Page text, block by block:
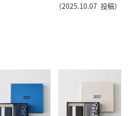
（2025.10.07 投稿）